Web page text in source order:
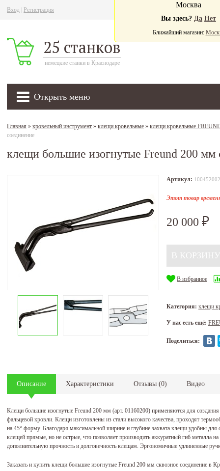
Вход Регистрация
25 станков
немецкие станки в Краснодаре
Открыть меню
Москва
Вы здесь? Да Нет
Ближайший магазин:
Главная » кровельный инструмент » клещи кровельные » клещи кровельные
соединение
клещи большие изогнутые Freund 200 мм
Артикул: 100452002
Этот товар
20 000 ₽
В избранное
Категория: клещи
У нас есть ещё:
Поделиться:
Описание Характеристики Отзывы (0) Видео
Клещи большие изогнутые Freund 200 мм (арт. 01160200) применяются для
фальцевой кровли. Клещи изготовлены из стали высокого качества, проходят
на 45° форму. Благодаря максимальной ширине и глубине захвата клещи удобны
клещей прямые, но не острые, что позволяет производить аккуратный гиб металла
дополнительную прочность и долговечность клещам. Эргономичные удлиненные
Заказать и купить клещи большие изогнутые Freund 200 мм сквозное соединение в